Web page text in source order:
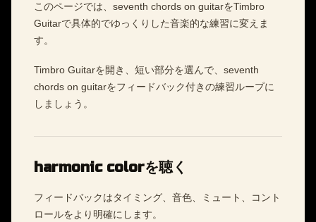
このページでは、seventh chords on guitarをTimbro
Guitarで具体的でゆっくりした音楽的な練習に変えま
す。
Timbro Guitarを開き、短い部分を選んで、seventh
chords on guitarをフィードバック付きの練習ループに
しましょう。
harmonic colorを聴く
フィードバックはタイミング、音色、ミュート、コント
ロールをより明確にします。